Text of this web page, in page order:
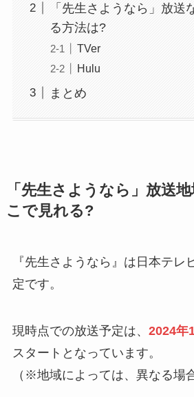
「先生さようなら」放送
る方法は?
TVer
Hulu
まとめ
「先生さようなら」放送
こで見れる?
『先生さようなら』は日本テレ
定です。
現時点での放送予定は、 2024年
スタートとなっています。
（※地域によっては、異なる場